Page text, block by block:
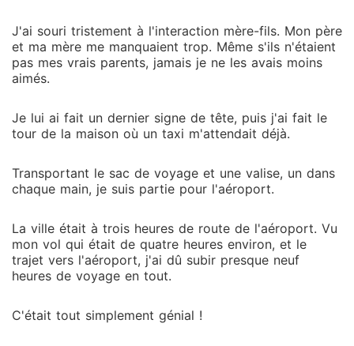
J'ai souri tristement à l'interaction mère-fils. Mon père
et ma mère me manquaient trop. Même s'ils n'étaient
pas mes vrais parents, jamais je ne les avais moins
aimés.
Je lui ai fait un dernier signe de tête, puis j'ai fait le
tour de la maison où un taxi m'attendait déjà.
Transportant le sac de voyage et une valise, un dans
chaque main, je suis partie pour l'aéroport.
La ville était à trois heures de route de l'aéroport. Vu
mon vol qui était de quatre heures environ, et le
trajet vers l'aéroport, j'ai dû subir presque neuf
heures de voyage en tout.
C'était tout simplement génial !